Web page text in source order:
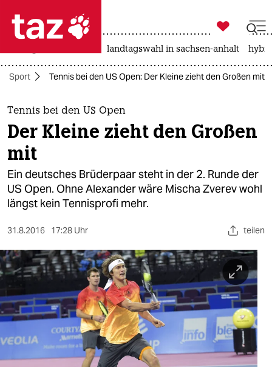
 taz zahl ich
taz zahl ich
themen
politik
öko
gesellschaft
sport
berlin
nord
wahrheit
verlag

taz zahl ich
landtagswahl in sachsen-anhalt
Sport Tennis bei den US Open: Der Kleine zieht den Großen mit
Tennis bei den US Open
Der Kleine zieht den Großen
mit
Ein deutsches Brüderpaar steht in der 2. Runde der
US Open. Ohne Alexander wäre Mischa Zverev wohl
längst kein Tennisprofi mehr.
31.8.2016 17:28 Uhr teilen